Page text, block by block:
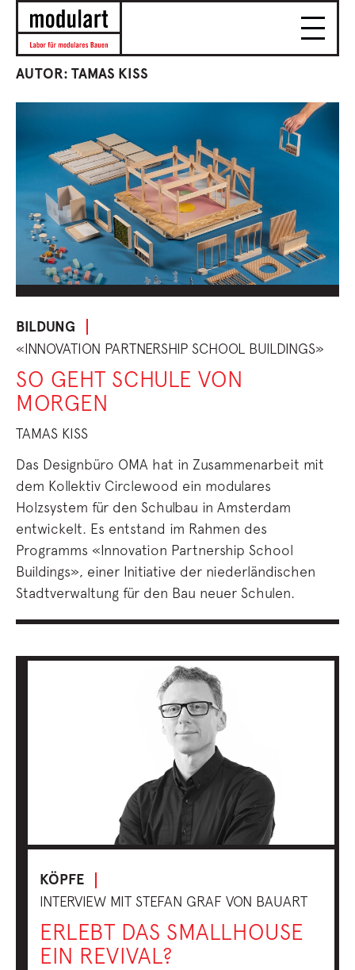
AUTOR: TAMAS KISS
BILDUNG
«INNOVATION PARTNERSHIP SCHOOL BUILDINGS»
SO GEHT SCHULE VON
MORGEN
TAMAS KISS
Das Designbüro OMA hat in Zusammenarbeit mit
dem Kollektiv Circlewood ein modulares
Holzsystem für den Schulbau in Amsterdam
entwickelt. Es entstand im Rahmen des
Programms «Innovation Partnership School
Buildings», einer Initiative der niederländischen
Stadtverwaltung für den Bau neuer Schulen.
KÖPFE
INTERVIEW MIT STEFAN GRAF VON BAUART
ERLEBT DAS SMALLHOUSE
EIN REVIVAL?